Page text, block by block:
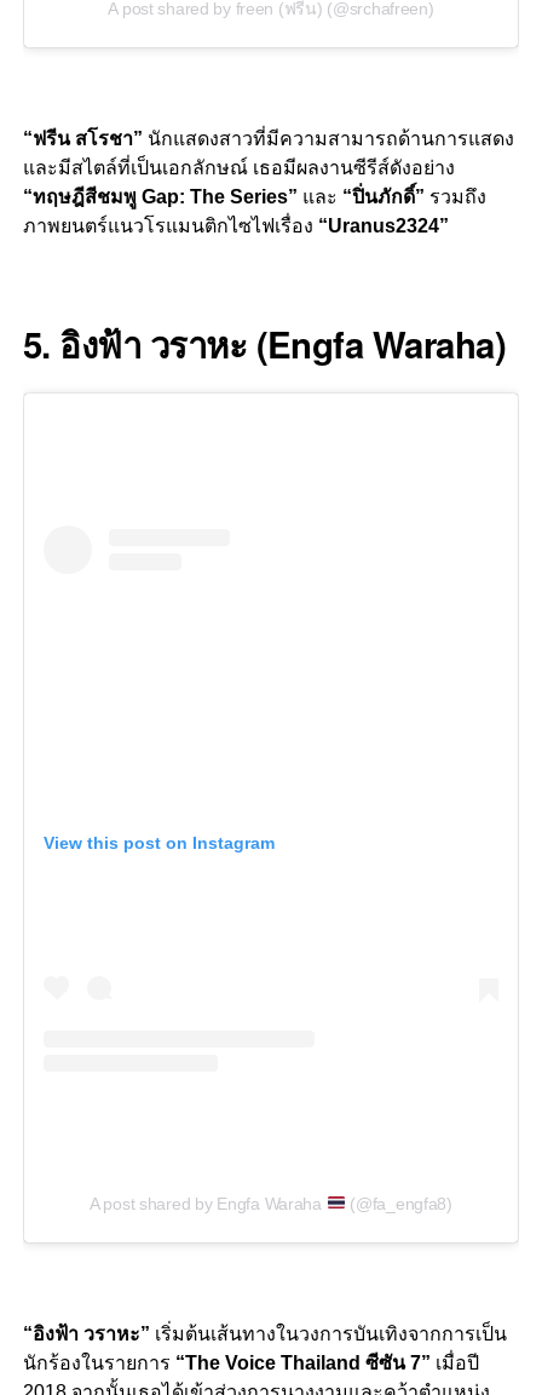
A post shared by freen (ฟรีน) (@srchafreen)
“ฟรีน สโรชา” นักแสดงสาวที่มีความสามารถด้านการแสดง
และมีสไตล์ที่เป็นเอกลักษณ์ เธอมีผลงานซีรีส์ดังอย่าง
“ทฤษฎีสีชมพู Gap: The Series” และ “ปิ่นภักดิ์” รวมถึง
ภาพยนตร์แนวโรแมนติกไซไฟเรื่อง “Uranus2324”
5. อิงฟ้า วราหะ (Engfa Waraha)
View this post on Instagram
A post shared by Engfa Waraha (@fa_engfa8)
“อิงฟ้า วราหะ” เริ่มต้นเส้นทางในวงการบันเทิงจากการเป็น
นักร้องในรายการ “The Voice Thailand ซีซัน 7” เมื่อปี